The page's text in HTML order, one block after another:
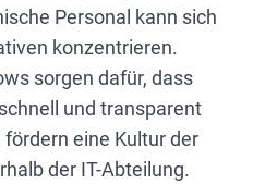
Personal kann sich
konzentrieren.
sorgen dafür, dass
und transparent
eine Kultur der
der IT-Abteilung.